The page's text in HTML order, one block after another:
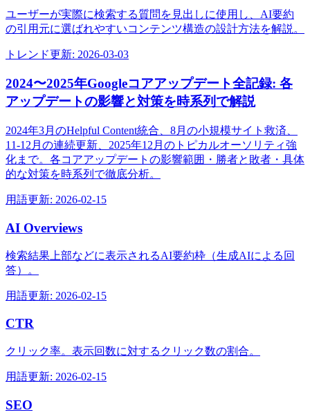
ユーザーが実際に検索する質問を見出しに使用し、AI要約
の引用元に選ばれやすいコンテンツ構造の設計方法を解説。
トレンド更新: 2026-03-03
2024〜2025年Googleコアアップデート全記録: 各
アップデートの影響と対策を時系列で解説
2024年3月のHelpful Content統合、8月の小規模サイト救済、
11-12月の連続更新、2025年12月のトピカルオーソリティ強
化まで。各コアアップデートの影響範囲・勝者と敗者・具体
的な対策を時系列で徹底分析。
用語更新: 2026-02-15
AI Overviews
検索結果上部などに表示されるAI要約枠（生成AIによる回
答）。
用語更新: 2026-02-15
CTR
クリック率。表示回数に対するクリック数の割合。
用語更新: 2026-02-15
SEO